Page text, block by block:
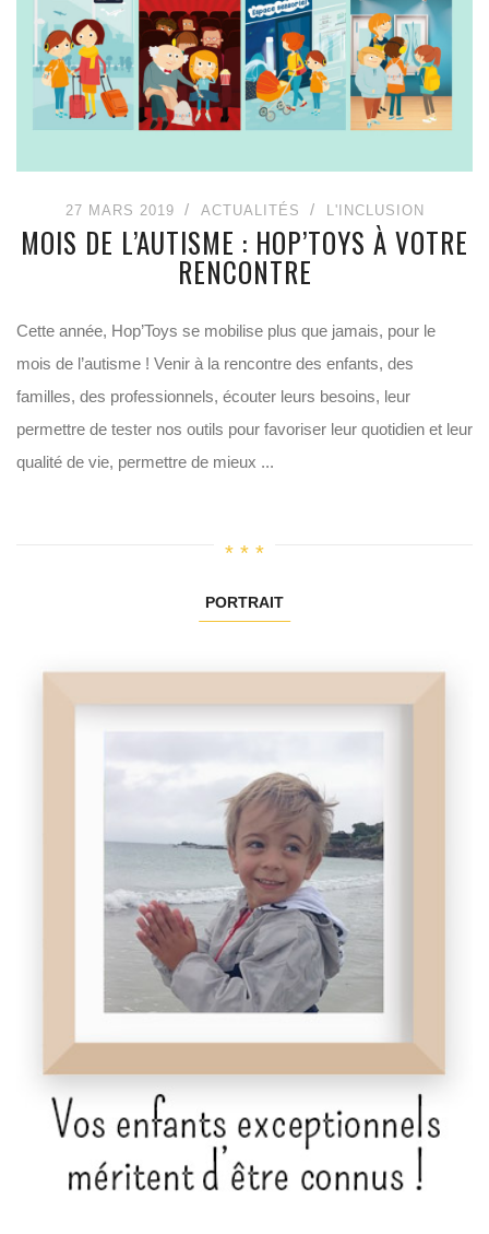
27 MARS 2019 ACTUALITÉS L'INCLUSION
MOIS DE L’AUTISME : HOP’TOYS À VOTRE
RENCONTRE
Cette année, Hop’Toys se mobilise plus que jamais, pour le
mois de l’autisme ! Venir à la rencontre des enfants, des
familles, des professionnels, écouter leurs besoins, leur
permettre de tester nos outils pour favoriser leur quotidien et leur
qualité de vie, permettre de mieux ...
PORTRAIT